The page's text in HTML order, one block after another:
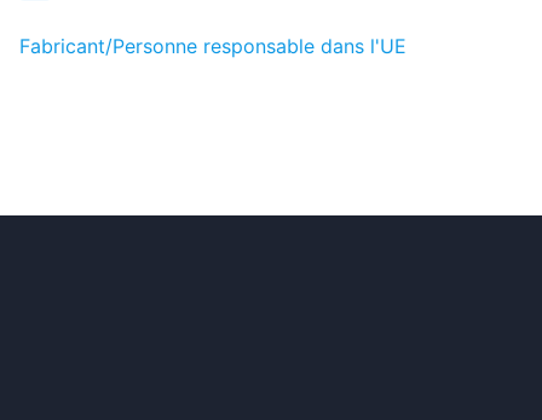
Fabricant/Personne responsable dans l'UE